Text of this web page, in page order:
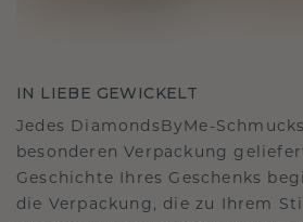
IN LIEBE GEWICKELT
Jedes DiamondsByMe-
besonderen Verpackung
Geschichte Ihres Geschenks
die Verpackung, die zu Ihrem